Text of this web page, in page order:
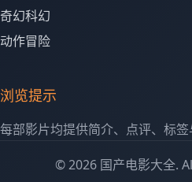
奇幻科幻
动作冒险
浏览提示
每部影片均提供简介、点评、标签
© 2026 国产电影大全.